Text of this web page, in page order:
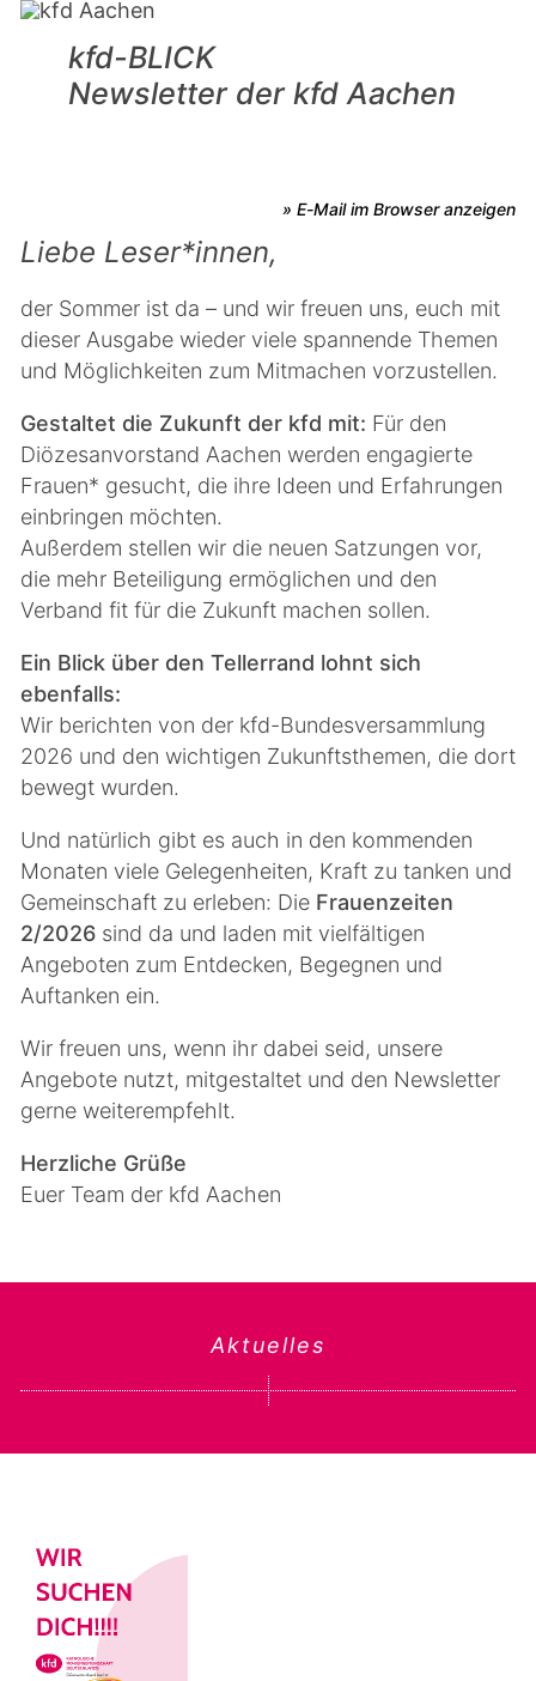
kfd-BLICK
Newsletter der kfd Aachen
» E-Mail im Browser anzeigen
Liebe Leser*innen,
der Sommer ist da – und wir freuen uns, euch mit
dieser Ausgabe wieder viele spannende Themen
und Möglichkeiten zum Mitmachen vorzustellen.
Gestaltet die Zukunft der kfd mit: Für den
Diözesanvorstand Aachen werden engagierte
Frauen* gesucht, die ihre Ideen und Erfahrungen
einbringen möchten.
Außerdem stellen wir die neuen Satzungen vor,
die mehr Beteiligung ermöglichen und den
Verband fit für die Zukunft machen sollen.
Ein Blick über den Tellerrand lohnt sich
ebenfalls:
Wir berichten von der kfd-Bundesversammlung
2026 und den wichtigen Zukunftsthemen, die dort
bewegt wurden.
Und natürlich gibt es auch in den kommenden
Monaten viele Gelegenheiten, Kraft zu tanken und
Gemeinschaft zu erleben: Die Frauenzeiten
2/2026 sind da und laden mit vielfältigen
Angeboten zum Entdecken, Begegnen und
Auftanken ein.
Wir freuen uns, wenn ihr dabei seid, unsere
Angebote nutzt, mitgestaltet und den Newsletter
gerne weiterempfehlt.
Herzliche Grüße
Euer Team der kfd Aachen
Aktuelles